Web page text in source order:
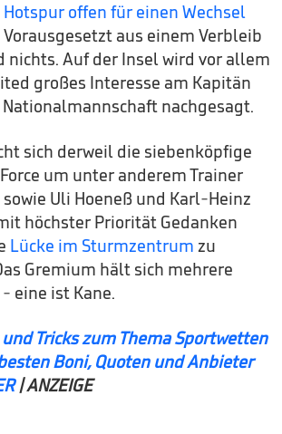
offen für einen Wechsel
Vorausgesetzt aus einem Verbleib
nichts. Auf der Insel wird vor allem
großes Interesse am Kapitän
nachgesagt.
sich derweil die siebenköpfige
um unter anderem Trainer
Uli Hoeneß und Karl-Heinz
höchster Priorität Gedanken
Lücke im Sturmzentrum zu
Gremium hält sich mehrere
eine ist Kane.
Tricks zum Thema Sportwetten
Boni, Quoten und Anbieter
| ANZEIGE